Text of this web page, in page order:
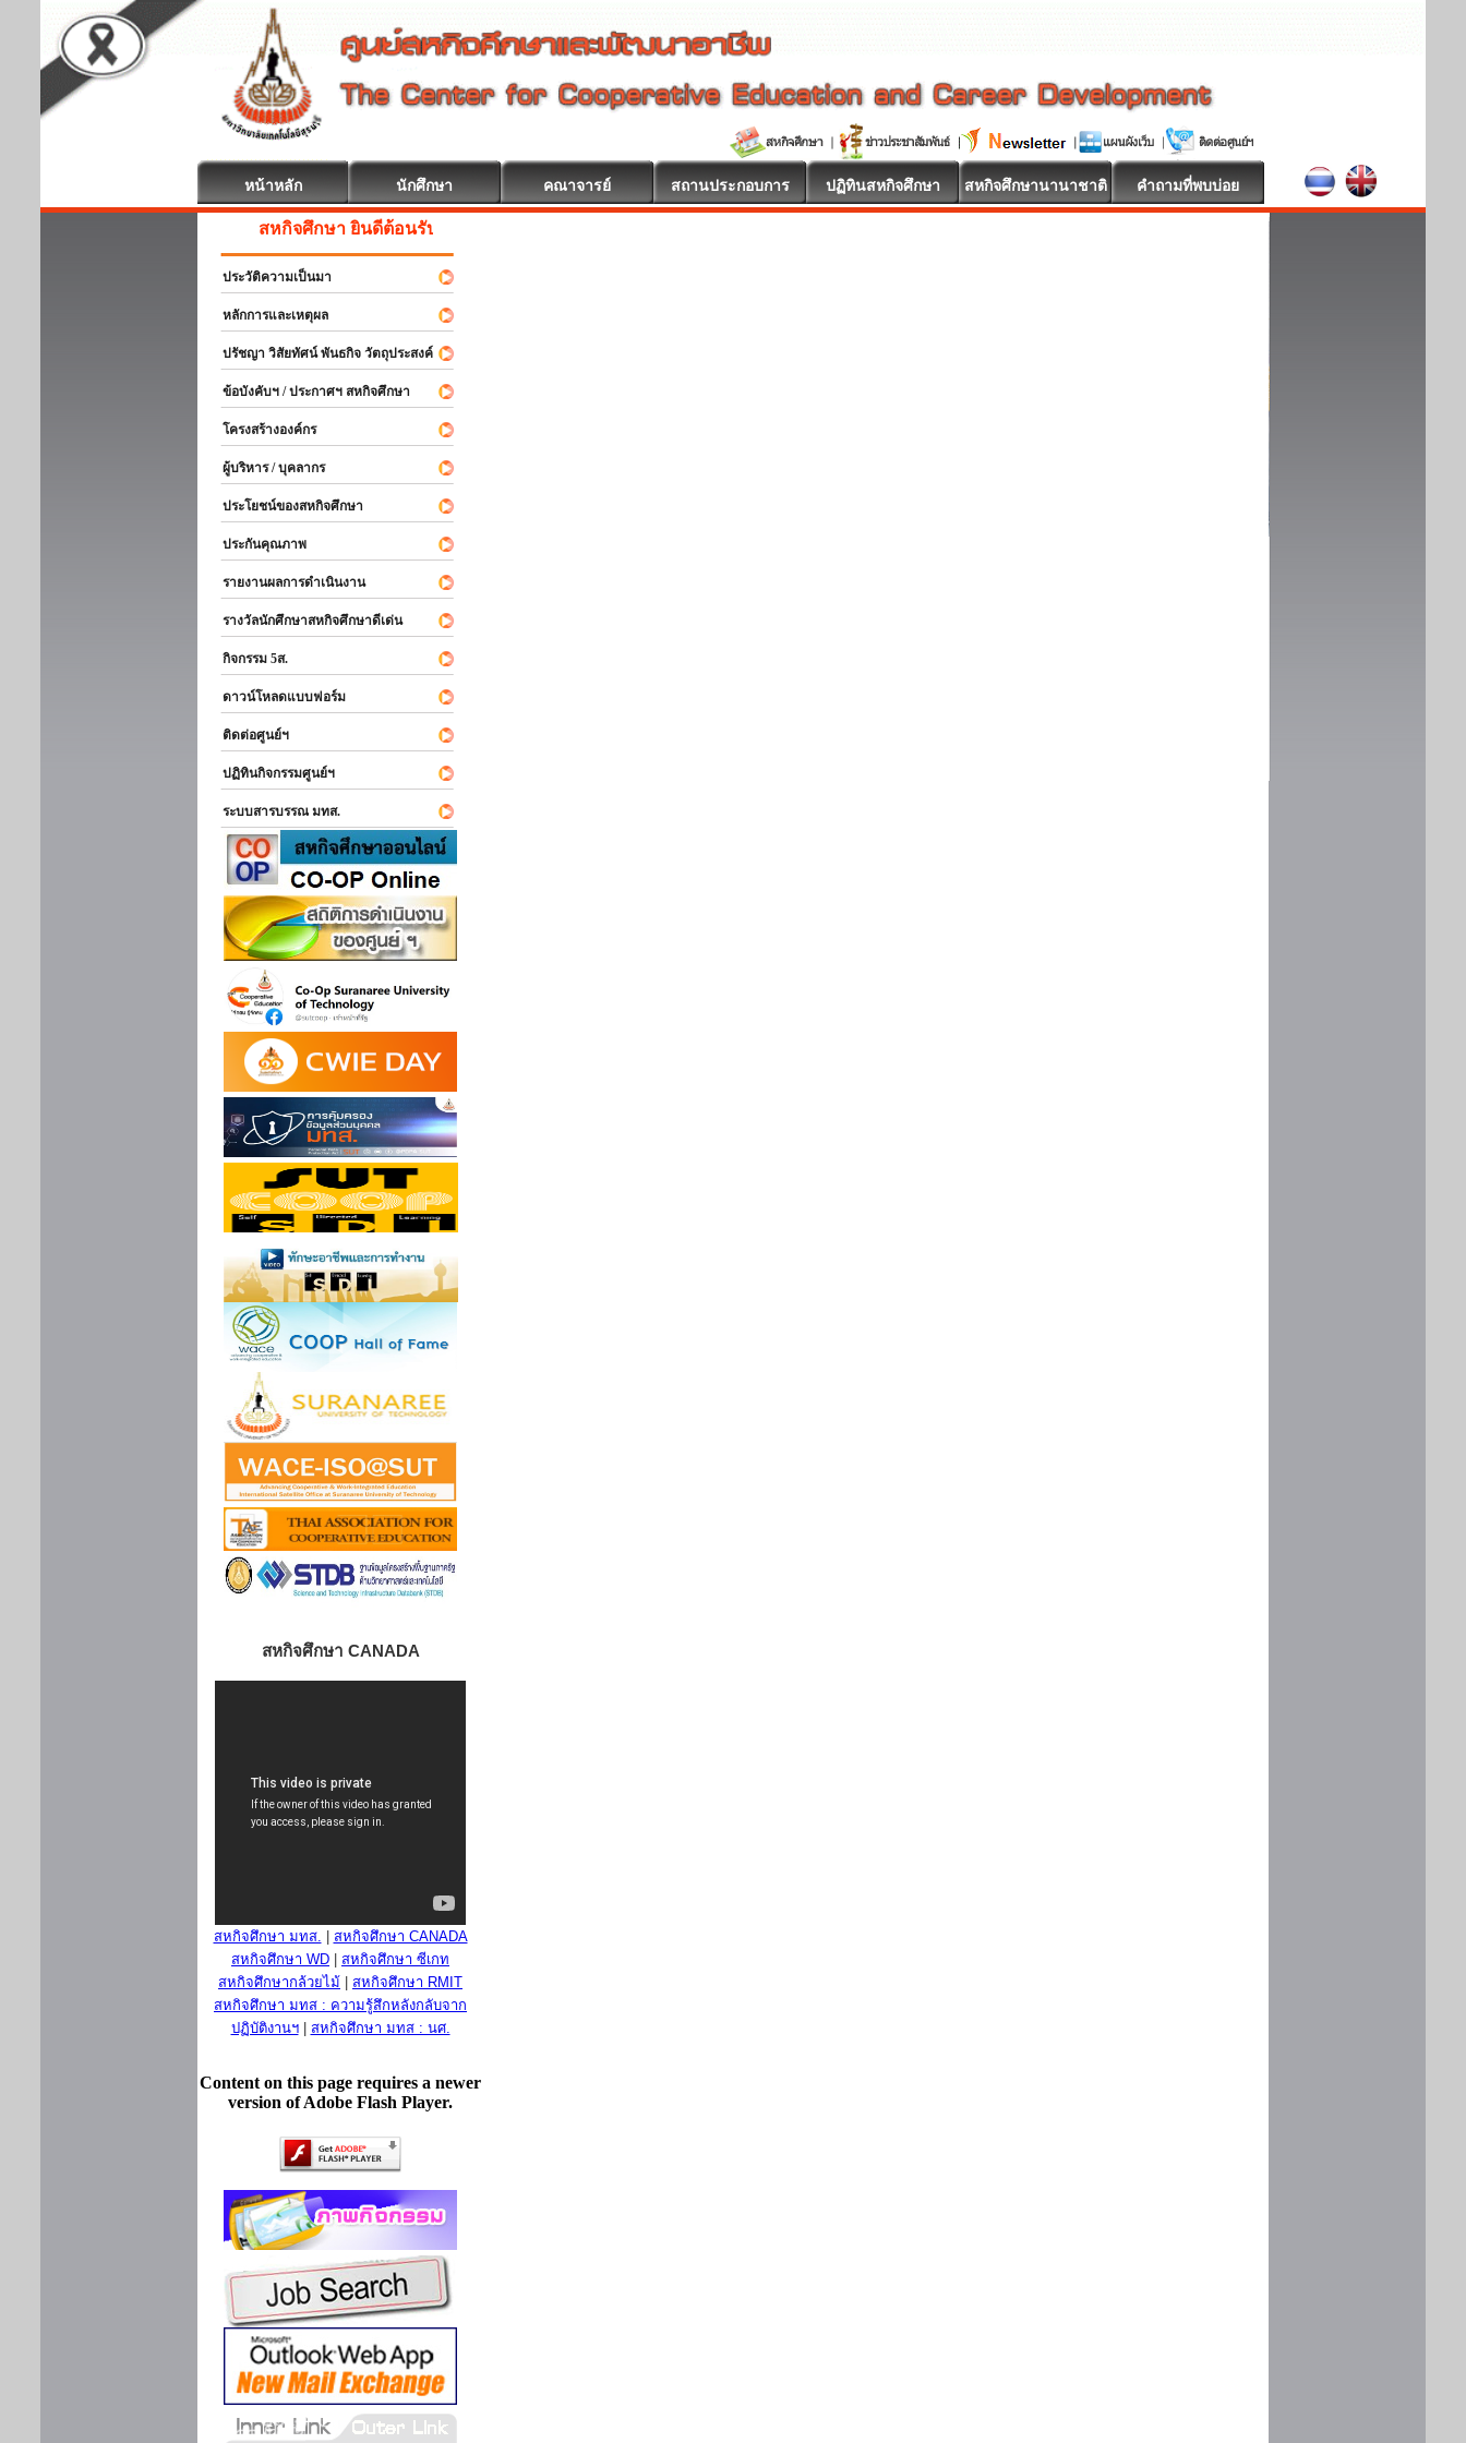
หน้าหลัก นักศึกษา คณาจารย์ สถานประกอบการ ปฏิทินสหกิจศึกษา สหกิจศึกษานานาชาติ คำถามที่พบบ่อย
สหกิจศึกษา ยินดีต้อนรับ
ประวัติความเป็นมา
หลักการและเหตุผล
ปรัชญา วิสัยทัศน์ พันธกิจ วัตถุประสงค์
ข้อบังคับฯ / ประกาศฯ สหกิจศึกษา
โครงสร้างองค์กร
ผู้บริหาร / บุคลากร
ประโยชน์ของสหกิจศึกษา
ประกันคุณภาพ
รายงานผลการดำเนินงาน
รางวัลนักศึกษาสหกิจศึกษาดีเด่น
กิจกรรม 5ส.
ดาวน์โหลดแบบฟอร์ม
ติดต่อศูนย์ฯ
ปฏิทินกิจกรรมศูนย์ฯ
ระบบสารบรรณ มทส.
สหกิจศึกษา CANADA
สหกิจศึกษา มทส.
สหกิจศึกษา CANADA
สหกิจศึกษา WD
สหกิจศึกษา ซีเกท
สหกิจศึกษากล้วยไม้
สหกิจศึกษา RMIT
สหกิจศึกษา มทส : ความรู้สึกหลังกลับจาก
ปฏิบัติงานฯ| สหกิจศึกษา มทส : นศ.
Content on this page requires a newer
version of Adobe Flash Player.